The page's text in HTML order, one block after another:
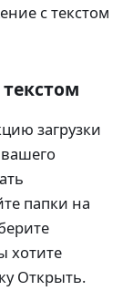
с текстом
загрузки
папки на
хотите
Открыть.